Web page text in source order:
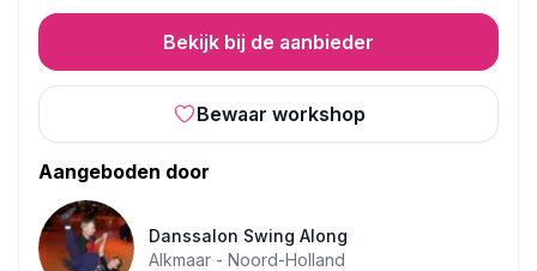
Bekijk bij de aanbieder
Bewaar workshop
Aangeboden door
Danssalon Swing Along
Alkmaar - Noord-Holland